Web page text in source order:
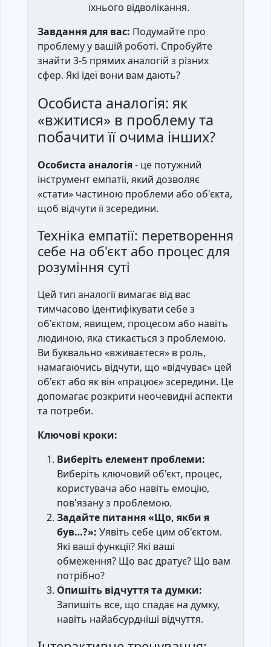
їхнього відволікання.
Завдання для вас: Подумайте про
проблему у вашій роботі. Спробуйте
знайти 3-5 прямих аналогій з різних
сфер. Які ідеї вони вам дають?
Особиста аналогія: як
«вжитися» в проблему та
побачити її очима інших?
Особиста аналогія- це потужний
інструмент емпатії, який дозволяє
«стати» частиною проблеми або об'єкта,
щоб відчути її зсередини.
Техніка емпатії: перетворення
себе на об'єкт або процес для
розуміння суті
Цей тип аналогії вимагає від вас
тимчасово ідентифікувати себе з
об'єктом, явищем, процесом або навіть
людиною, яка стикається з проблемою.
Ви буквально «вживаєтеся» в роль,
намагаючись відчути, що «відчуває» цей
об'єкт або як він «працює» зсередини. Це
допомагає розкрити неочевидні аспекти
та потреби.
Ключові кроки:
Виберіть елемент проблеми:
Виберіть ключовий об'єкт, процес,
користувача або навіть емоцію,
пов'язану з проблемою.
Задайте питання «Що, якби я
був…?»: Уявіть себе цим об'єктом.
Які ваші функції? Які ваші
обмеження? Що вас дратує? Що вам
потрібно?
Опишіть відчуття та думки:
Запишіть все, що спадає на думку,
навіть найабсурдніші відчуття.